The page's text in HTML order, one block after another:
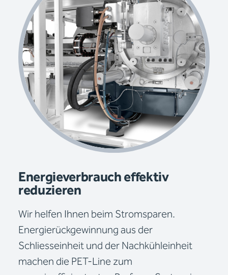
Energieverbrauch effektiv
reduzieren
Wir helfen Ihnen beim Stromsparen.
Energierückgewinnung aus der
Schliesseinheit und der Nachkühleinheit
machen die PET-Line zum